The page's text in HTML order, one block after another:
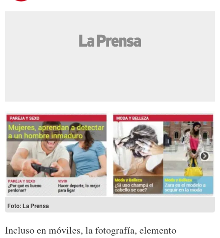
Foto: La Prensa
Incluso en móviles, la fotografía, elemento